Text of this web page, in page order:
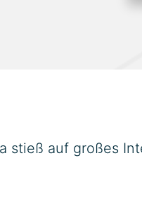
stieß auf großes